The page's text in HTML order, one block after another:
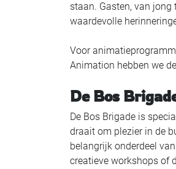
staan. Gasten, van
waardevolle
Voor
Animation hebben we
De Bos
De Bos Brigade is
draait om plezier in de
belangrijk onderdeel
creatieve workshops of